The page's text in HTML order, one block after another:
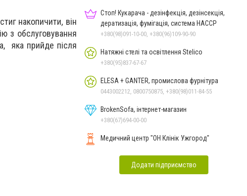
накопичити, він
з обслуговування
яка прийде після
Стоп! Кукарача - дезінфекція, дезінсекція,
дератизація, фумігація, система HACCP
+380(98)091-10-00, +380(96)109-90-90
Натяжні стелі та освітлення Stelico
+380(95)837-67-67
ELESA + GANTER, промислова фурнітура
0443002212, 0800750875, +380(98)011-84-55
BrokenSofa, інтернет-магазин
+380(67)694-00-00
Медичний центр "ОН Клінік Ужгород"
Додати підприємство